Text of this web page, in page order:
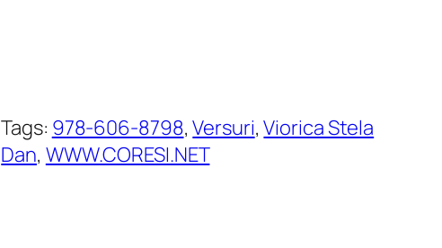
Tags: 978-606-8798, Versuri, Viorica Stela
Dan, WWW.CORESI.NET